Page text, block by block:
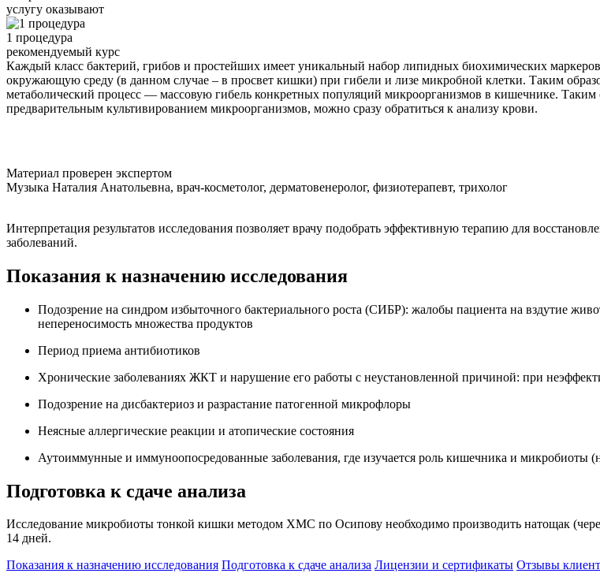
услугу оказывают
1 процедура
рекомендуемый курс
Каждый класс бактерий, грибов и простейших имеет уникальный набор липидных биохимических
окружающую среду (в данном случае – в просвет кишки) при гибели и лизе микробной клетки. Таким
метаболический процесс — массовую гибель конкретных популяций микроорганизмов в кишечнике. Таким
предварительным культивированием микроорганизмов, можно сразу обратиться к анализу крови.
Материал проверен экспертом
Музыка Наталия Анатольевна, врач-косметолог, дерматовенеролог, физиотерапевт, трихолог
Интерпретация результатов исследования позволяет врачу подобрать эффективную терапию для
заболеваний.
Показания к назначению исследования
Подозрение на синдром избыточного бактериального роста (СИБР): жалобы пациента на вздутие
непереносимость множества продуктов
Период приема антибиотиков
Хронические заболеваниях ЖКТ и нарушение его работы с неустановленной причиной: при
Подозрение на дисбактериоз и разрастание патогенной микрофлоры
Неясные аллергические реакции и атопические состояния
Аутоиммунные и иммуноопосредованные заболевания, где изучается роль кишечника и
Подготовка к сдаче анализа
Исследование микробиоты тонкой кишки методом ХМС по Осипову необходимо производить натощак
14 дней.
Показания к назначению исследования Подготовка к сдаче анализа Лицензии и сертификаты Отзывы